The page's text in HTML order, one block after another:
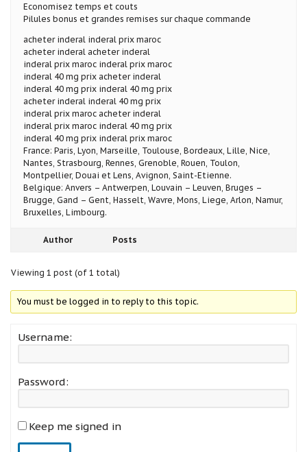
Economisez temps et couts
Pilules bonus et grandes remises sur chaque commande
acheter inderal inderal prix maroc
acheter inderal acheter inderal
inderal prix maroc inderal prix maroc
inderal 40 mg prix acheter inderal
inderal 40 mg prix inderal 40 mg prix
acheter inderal inderal 40 mg prix
inderal prix maroc acheter inderal
inderal prix maroc inderal 40 mg prix
inderal 40 mg prix inderal prix maroc
France: Paris, Lyon, Marseille, Toulouse, Bordeaux, Lille, Nice,
Nantes, Strasbourg, Rennes, Grenoble, Rouen, Toulon,
Montpellier, Douai et Lens, Avignon, Saint-Etienne.
Belgique: Anvers – Antwerpen, Louvain – Leuven, Bruges –
Brugge, Gand – Gent, Hasselt, Wavre, Mons, Liege, Arlon, Namur,
Bruxelles, Limbourg.
Author Posts
Viewing 1 post (of 1 total)
You must be logged in to reply to this topic.
Username:
Password:
Keep me signed in